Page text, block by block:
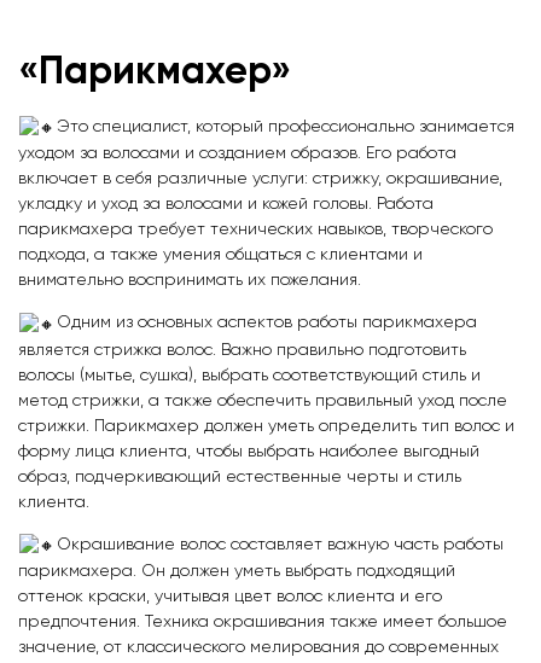
«Парикмахер»
Это специалист, который профессионально занимается
уходом за волосами и созданием образов. Его работа
включает в себя различные услуги: стрижку, окрашивание,
укладку и уход за волосами и кожей головы. Работа
парикмахера требует технических навыков, творческого
подхода, а также умения общаться с клиентами и
внимательно воспринимать их пожелания.
Одним из основных аспектов работы парикмахера
является стрижка волос. Важно правильно подготовить
волосы (мытье, сушка), выбрать соответствующий стиль и
метод стрижки, а также обеспечить правильный уход после
стрижки. Парикмахер должен уметь определить тип волос и
форму лица клиента, чтобы выбрать наиболее выгодный
образ, подчеркивающий естественные черты и стиль
клиента.
Окрашивание волос составляет важную часть работы
парикмахера. Он должен уметь выбрать подходящий
оттенок краски, учитывая цвет волос клиента и его
предпочтения. Техника окрашивания также имеет большое
значение, от классического мелирования до современных